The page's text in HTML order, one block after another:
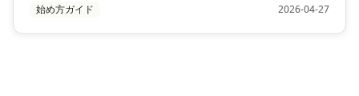
始め方ガイド 2026-04-27